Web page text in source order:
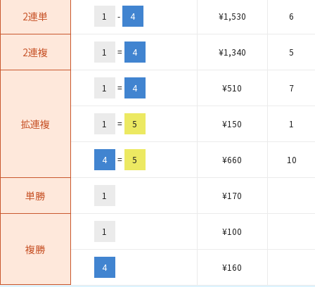
2連単 1 - 4 ¥1,530 6
2連複 1 = 4 ¥1,340 5
拡連複
1 = 4 ¥510 7
1 = 5 ¥150 1
4 = 5 ¥660 10
単勝 1 ¥170
複勝
1 ¥100
4 ¥160